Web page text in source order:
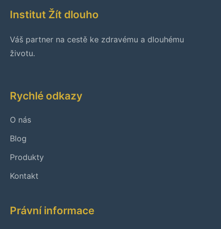
Institut Žít dlouho
Váš partner na cestě ke zdravému a dlouhému
životu.
Rychlé odkazy
O nás
Blog
Produkty
Kontakt
Právní informace